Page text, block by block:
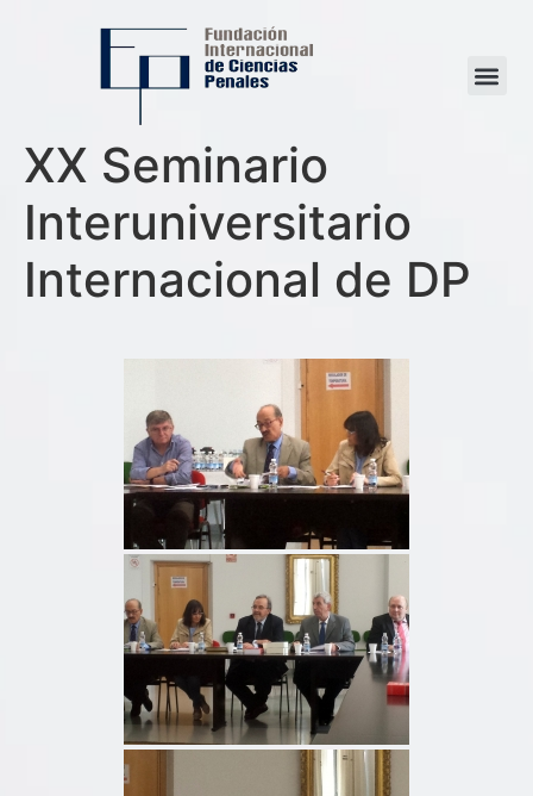
XX Seminario
Interuniversitario
Internacional de DP